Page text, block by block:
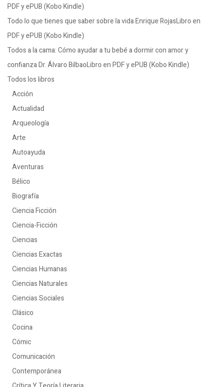
PDF y ePUB (Kobo Kindle)
Todo lo que tienes que saber sobre la vida Enrique RojasLibro en
PDF y ePUB (Kobo Kindle)
Todos a la cama: Cómo ayudar a tu bebé a dormir con amor y
confianza Dr. Álvaro BilbaoLibro en PDF y ePUB (Kobo Kindle)
Todos los libros
Acción
Actualidad
Arqueología
Arte
Autoayuda
Aventuras
Bélico
Biografía
Ciencia Ficción
Ciencia-Ficción
Ciencias
Ciencias Exactas
Ciencias Humanas
Ciencias Naturales
Ciencias Sociales
Clásico
Cocina
Cómic
Comunicación
Contemporánea